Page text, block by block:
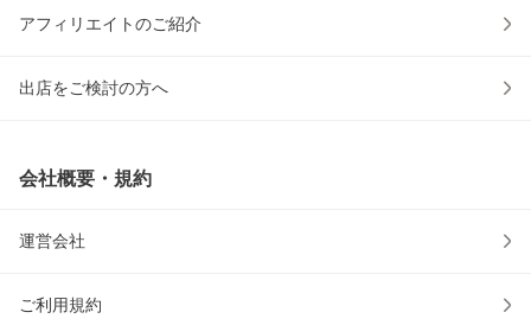
アフィリエイトのご紹介
出店をご検討の方へ
会社概要・規約
運営会社
ご利用規約